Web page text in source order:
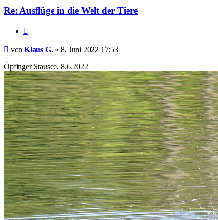
Re: Ausflüge in die Welt der Tiere
Beitrag
von Klaus G. » 8. Juni 2022 17:53
Öpfinger Stausee, 8.6.2022